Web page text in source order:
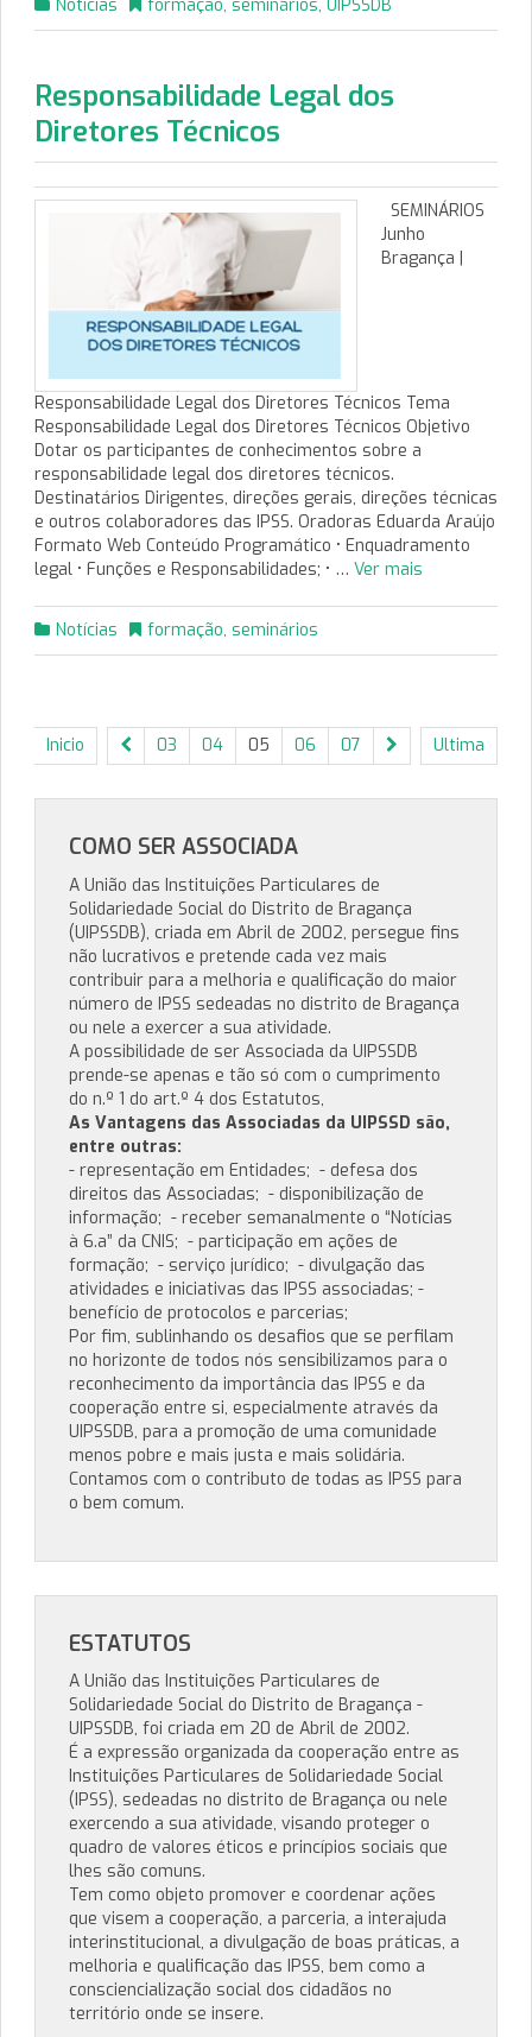
Notícias formação, seminários, UIPSSDB
Responsabilidade Legal dos
Diretores Técnicos
SEMINÁRIOS
Junho
Bragança |
Responsabilidade Legal dos Diretores Técnicos Tema
Responsabilidade Legal dos Diretores Técnicos Objetivo
Dotar os participantes de conhecimentos sobre a
responsabilidade legal dos diretores técnicos.
Destinatários Dirigentes, direções gerais, direções técnicas
e outros colaboradores das IPSS. Oradoras Eduarda Araújo
Formato Web Conteúdo Programático • Enquadramento
legal • Funções e Responsabilidades; • … Ver mais
Notícias formação, seminários
Inicio 03 04 05 06 07 Ultima
COMO SER ASSOCIADA
A União das Instituições Particulares de
Solidariedade Social do Distrito de Bragança
(UIPSSDB), criada em Abril de 2002, persegue fins
não lucrativos e pretende cada vez mais
contribuir para a melhoria e qualificação do maior
número de IPSS sedeadas no distrito de Bragança
ou nele a exercer a sua atividade.
A possibilidade de ser Associada da UIPSSDB
prende-se apenas e tão só com o cumprimento
do n.º 1 do art.º 4 dos Estatutos,
As Vantagens das Associadas da UIPSSD são,
entre outras:
- representação em Entidades; - defesa dos
direitos das Associadas; - disponibilização de
informação; - receber semanalmente o “Notícias
à 6.a” da CNIS; - participação em ações de
formação; - serviço jurídico; - divulgação das
atividades e iniciativas das IPSS associadas; -
benefício de protocolos e parcerias;
Por fim, sublinhando os desafios que se perfilam
no horizonte de todos nós sensibilizamos para o
reconhecimento da importância das IPSS e da
cooperação entre si, especialmente através da
UIPSSDB, para a promoção de uma comunidade
menos pobre e mais justa e mais solidária.
Contamos com o contributo de todas as IPSS para
o bem comum.
ESTATUTOS
A União das Instituições Particulares de
Solidariedade Social do Distrito de Bragança -
UIPSSDB, foi criada em 20 de Abril de 2002.
É a expressão organizada da cooperação entre as
Instituições Particulares de Solidariedade Social
(IPSS), sedeadas no distrito de Bragança ou nele
exercendo a sua atividade, visando proteger o
quadro de valores éticos e princípios sociais que
lhes são comuns.
Tem como objeto promover e coordenar ações
que visem a cooperação, a parceria, a interajuda
interinstitucional, a divulgação de boas práticas, a
melhoria e qualificação das IPSS, bem como a
consciencialização social dos cidadãos no
território onde se insere.